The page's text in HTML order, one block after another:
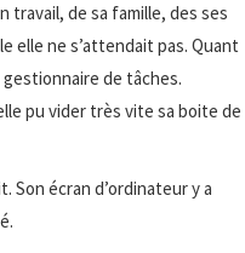
travail, de sa famille, des ses
elle ne s’attendait pas. Quant
de tâches.
pu vider très vite sa boite de
Son écran d’ordinateur y a